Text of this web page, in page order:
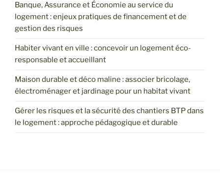
Banque, Assurance et Économie au service du
logement : enjeux pratiques de financement et de
gestion des risques
Habiter vivant en ville : concevoir un logement éco-
responsable et accueillant
Maison durable et déco maline : associer bricolage,
électroménager et jardinage pour un habitat vivant
Gérer les risques et la sécurité des chantiers BTP dans
le logement : approche pédagogique et durable